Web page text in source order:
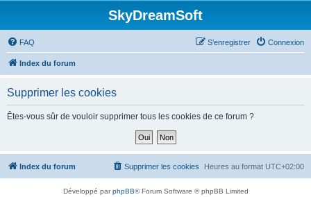
SkyDreamSoft
FAQ Connexion
S’enregistrer
Index du forum
Supprimer les cookies
Êtes-vous sûr de vouloir supprimer tous les cookies de ce forum ?
Index du forum Heures au format UTC+02:00
Supprimer les cookies
Développé parphpBB® Forum Software © phpBB Limited